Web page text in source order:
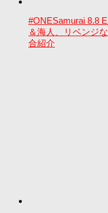
#ONESamurai 8.8
＆海人、リベンジ
合紹介